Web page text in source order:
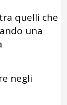
quelli che
una
negli